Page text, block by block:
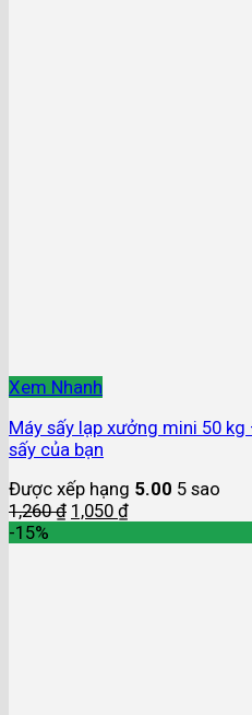
Xem Nhanh
Máy sấy lạp xưởng mini 50
sấy của bạn
Được xếp hạng 5.00 5 sao
1,260₫ 1,050 ₫
-15%